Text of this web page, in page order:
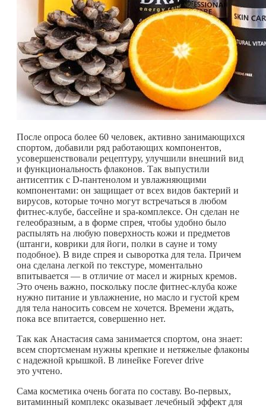
После опроса более 60 человек, активно занимающихся
спортом, добавили ряд работающих компонентов,
усовершенствовали рецептуру, улучшили внешний вид
и функциональность флаконов. Так выпустили
антисептик с D-пантенолом и увлажняющими
компонентами: он защищает от всех видов бактерий и
вирусов, которые точно могут встречаться в любом
фитнес-клубе, бассейне и spa-комплексе. Он сделан не
гелеобразным, а в форме спрея, чтобы удобно было
распылять на любую поверхность кожи и предметов
(штанги, коврики для йоги, полки в сауне и тому
подобное). В виде спрея и сыворотка для тела. Причем
она сделана легкой по текстуре, моментально
впитывается — в отличие от масел и жирных кремов.
Это очень важно, поскольку после фитнес-клуба коже
нужно питание и увлажнение, но масло и густой крем
для тела наносить совсем не хочется. Времени ждать,
пока все впитается, совершенно нет.
Так как Анастасия сама занимается спортом, она знает:
всем спортсменам нужны крепкие и нетяжелые флаконы
с надежной крышкой. В линейке Forever drive
это учтено.
Сама косметика очень богата по составу. Во-первых,
витаминный комплекс оказывает лечебный эффект для